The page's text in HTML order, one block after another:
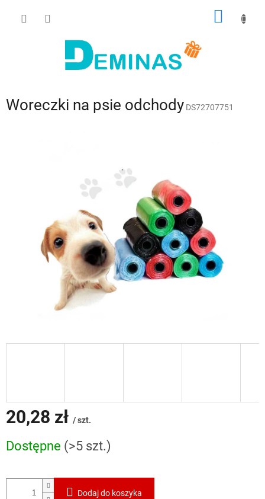
Woreczki na psie odchody DS72707751
20,28 zł / szt.
jednostkowa:
Dostępne (>5 szt.)
Dodaj do koszyka